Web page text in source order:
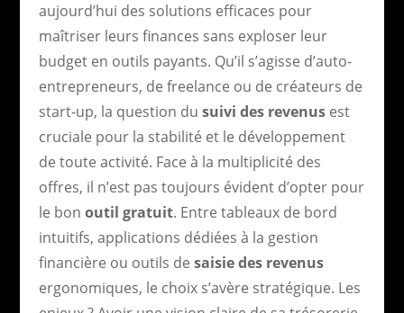
aujourd’hui des solutions efficaces pour
maîtriser leurs finances sans exploser leur
budget en outils payants. Qu’il s’agisse d’auto-
entrepreneurs, de freelance ou de créateurs de
start-up, la question du suivi des revenusest
cruciale pour la stabilité et le développement
de toute activité. Face à la multiplicité des
offres, il n’est pas toujours évident d’opter pour
le bon outil gratuit. Entre tableaux de bord
intuitifs, applications dédiées à la gestion
financière ou outils de saisie des revenus
ergonomiques, le choix s’avère stratégique. Les